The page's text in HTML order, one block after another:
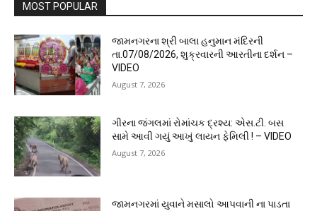
MOST POPULAR
જામનગરના શ્રી બાલા હનુમાન મંદિરની
તા.07/08/2026, શુક્રવારની આરતીના દર્શન –
VIDEO
August 7, 2026
ગીરના જંગલમાં રોમાંચક દ્રશ્ય: એસ.ટી. બસ
સામે આવી ગયું આખું લાયન ફેમિલી ! – VIDEO
August 7, 2026
જામનગરમાં યુવાને મસાલો આપવાની ના પાડતા